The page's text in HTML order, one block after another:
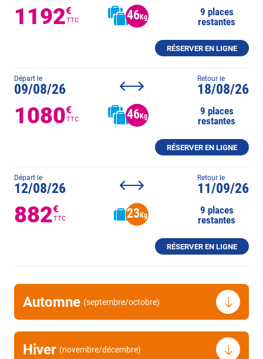
46Kg 9 places
restantes
1192€
TTC
RÉSERVER EN LIGNE
Départ le
09/08/26
Retour le
18/08/26
46Kg 9 places
restantes
1080€
TTC
RÉSERVER EN LIGNE
Départ le
12/08/26
Retour le
11/09/26
23Kg 9 places
restantes
882€
TTC
RÉSERVER EN LIGNE
Automne (septembre/octobre)
Hiver (novembre/décembre)